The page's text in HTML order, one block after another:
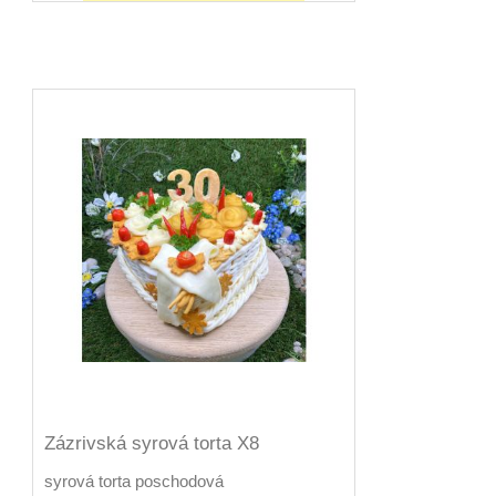
Zázrivská syrová torta X8
syrová torta poschodová